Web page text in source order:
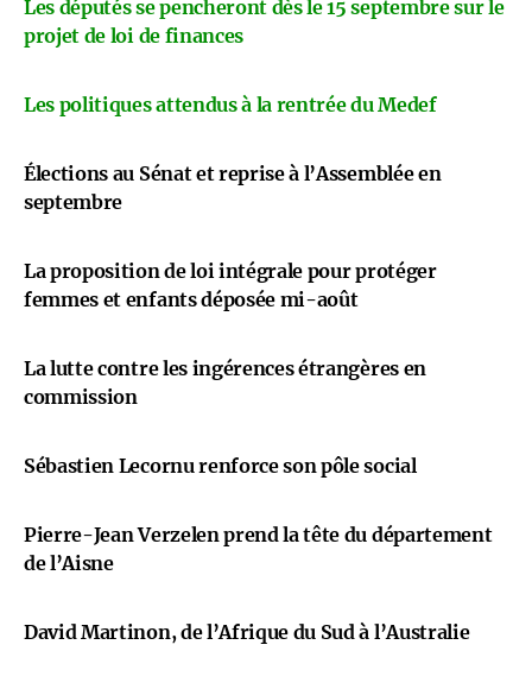
Les députés se pencheront dès le 15 septembre sur le
projet de loi de finances
Les politiques attendus à la rentrée du Medef
Élections au Sénat et reprise à l’Assemblée en
septembre
La proposition de loi intégrale pour protéger
femmes et enfants déposée mi-août
La lutte contre les ingérences étrangères en
commission
Sébastien Lecornu renforce son pôle social
Pierre-Jean Verzelen prend la tête du département
de l’Aisne
David Martinon, de l’Afrique du Sud à l’Australie